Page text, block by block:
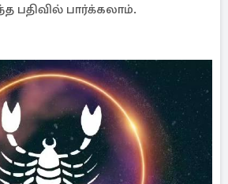
பதிவில் பார்க்கலாம்.